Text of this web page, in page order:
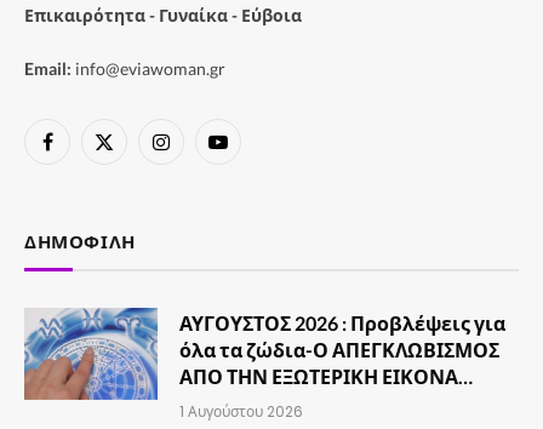
Επικαιρότητα - Γυναίκα - Εύβοια
Email: info@eviawoman.gr
Facebook
X
InstagramYouTube
ΔΗΜΟΦΙΛΉ
ΑΥΓΟΥΣΤΟΣ 2026 : Προβλέψεις για
όλα τα ζώδια-Ο ΑΠΕΓΚΛΩΒΙΣΜΟΣ
ΑΠΟ ΤΗΝ ΕΞΩΤΕΡΙΚΗ ΕΙΚΟΝΑ…
1 Αυγούστου 2026